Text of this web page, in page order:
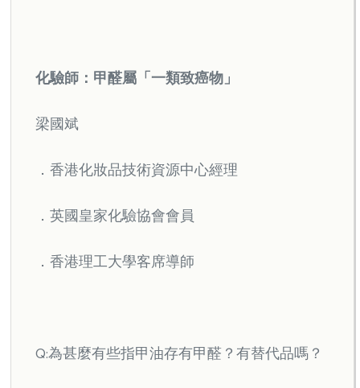
化驗師：甲醛屬「一類致癌物」
梁國斌
．香港化妝品技術資源中心經理
．英國皇家化驗協會會員
．香港理工大學客席導師
Q:為甚麼有些指甲油存有甲醛？有替代品嗎？